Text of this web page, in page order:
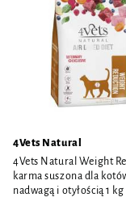
4Vets Natural
4Vets Natural Weight
karma suszona dla
nadwagą i otyłością 1 kg